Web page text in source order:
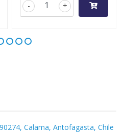
+
-
Calama, Antofagasta, Chile